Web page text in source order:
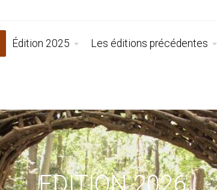
Édition 2025 Les éditions précédentes
EDITION 2026